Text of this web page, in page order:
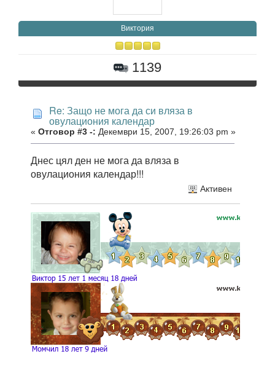
Виктория
1139
Re: Защо не мога да си вляза в
овулациония календар
« Отговор #3 -: Декември 15, 2007, 19:26:03 pm »
Днес цял ден не мога да вляза в
овулациония календар!!!
Активен